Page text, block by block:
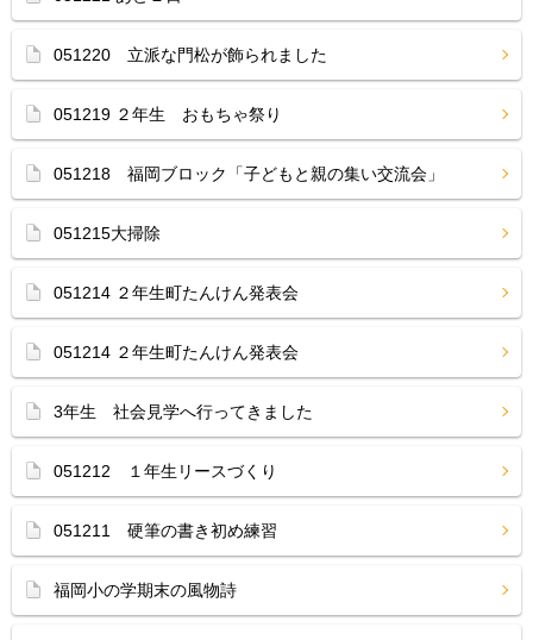
051220 立派な門松が飾られました
051219 ２年生 おもちゃ祭り
051218 福岡ブロック「子どもと親の集い交流会」
051215大掃除
051214 ２年生町たんけん発表会
051214 ２年生町たんけん発表会
3年生 社会見学へ行ってきました
051212 １年生リースづくり
051211 硬筆の書き初め練習
福岡小の学期末の風物詩